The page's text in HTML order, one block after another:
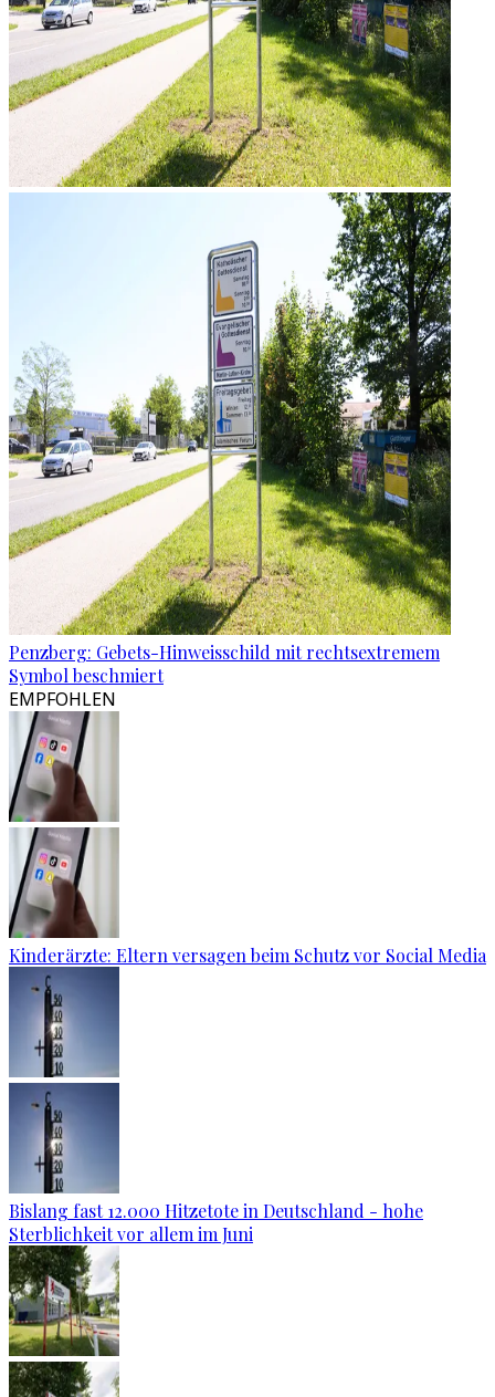
Penzberg: Gebets-Hinweisschild mit rechtsextremem
Symbol beschmiert
EMPFOHLEN
Kinderärzte: Eltern versagen beim Schutz vor Social Media
Bislang fast 12.000 Hitzetote in Deutschland - hohe
Sterblichkeit vor allem im Juni